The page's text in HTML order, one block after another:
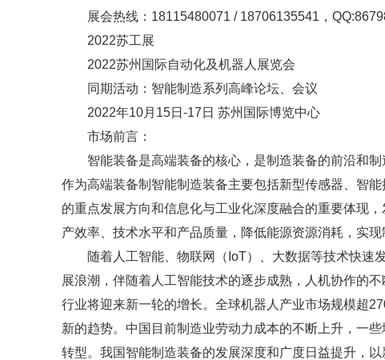
展会热线：18115480071 / 18706135541，
2022苏工展
2022苏州国际自动化及机器人展览会
同期活动：智能制造系列高峰论坛、会议
2022年10月15日-17日 苏州国际博览中心
市场前言：
智能装备是高端装备的核心，是制造装备的前沿和
作为高端装备制智能制造装备主要包括新型传感器、智
的重点发展方向和信息化与工业化深度融合的重要体现
产效率、技术水平和产品质量，降低能源资源消耗，实
随着人工智能、物联网（IoT）、大数据等技术快速
展浪潮，伴随着人工智能技术的逐步成熟，人机协作的
行业将迎来新一轮的增长。全球机器人产业市场规模超
新的趋势。中国目前制造业劳动力成本的不断上升，一
转型。我国智能制造装备的发展深度和广度日益提升，